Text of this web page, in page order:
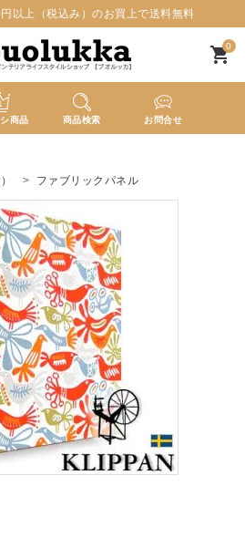
以上（税込み）のお買上で送料無料
0
shopping_cart
商品 商品検索 お問合せ
新規会員登録
search
ファブリックパネル